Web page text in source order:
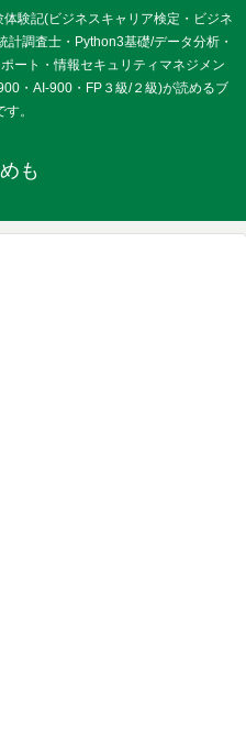
験記(ビジネスキャリア検定・ビジネ
調査士・Python3基礎/データ分析・
ート・情報セキュリティマネジメン
・AI-900・FP３級/２級)が読めるブ
す。
も